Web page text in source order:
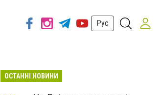
Рус
ОСТАННІ НОВИНИ